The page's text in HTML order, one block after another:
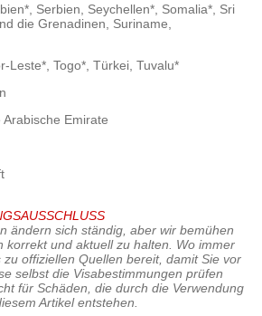
Serbien, Seychellen*, Somalia*, Sri
die Grenadinen, Suriname,
Leste*, Togo*, Türkei, Tuvalu*
Arabische Emirate
ändern sich ständig, aber wir bemühen
korrekt und aktuell zu halten. Wo immer
offiziellen Quellen bereit, damit Sie vor
selbst die Visabestimmungen prüfen
für Schäden, die durch die Verwendung
Artikel entstehen.